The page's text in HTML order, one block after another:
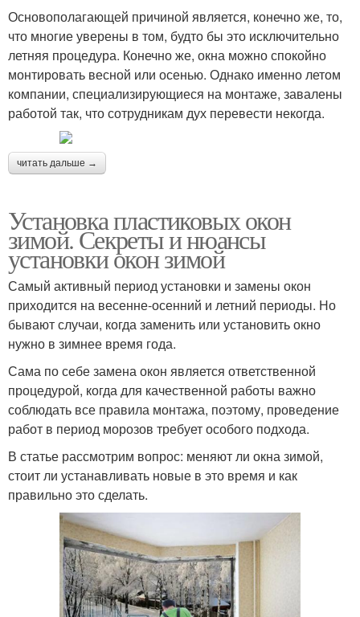
Основополагающей причиной является, конечно же, то,
что многие уверены в том, будто бы это исключительно
летняя процедура. Конечно же, окна можно спокойно
монтировать весной или осенью. Однако именно летом
компании, специализирующиеся на монтаже, завалены
работой так, что сотрудникам дух перевести некогда.
читать дальше →
Установка пластиковых окон
зимой. Секреты и нюансы
установки окон зимой
Самый активный период установки и замены окон
приходится на весенне-осенний и летний периоды. Но
бывают случаи, когда заменить или установить окно
нужно в зимнее время года.
Сама по себе замена окон является ответственной
процедурой, когда для качественной работы важно
соблюдать все правила монтажа, поэтому, проведение
работ в период морозов требует особого подхода.
В статье рассмотрим вопрос: меняют ли окна зимой,
стоит ли устанавливать новые в это время и как
правильно это сделать.